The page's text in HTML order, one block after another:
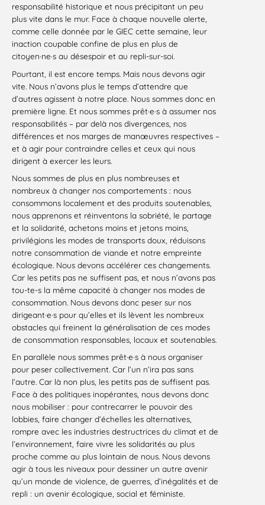
responsabilité historique et nous précipitant un peu
plus vite dans le mur. Face à chaque nouvelle alerte,
comme celle donnée par le GIEC cette semaine, leur
inaction coupable confine de plus en plus de
citoyen·ne·s au désespoir et au repli-sur-soi.
Pourtant, il est encore temps. Mais nous devons agir
vite. Nous n’avons plus le temps d’attendre que
d’autres agissent à notre place. Nous sommes donc en
première ligne. Et nous sommes prêt·e·s à assumer nos
responsabilités – par delà nos divergences, nos
différences et nos marges de manœuvres respectives –
et à agir pour contraindre celles et ceux qui nous
dirigent à exercer les leurs.
Nous sommes de plus en plus nombreuses et
nombreux à changer nos comportements : nous
consommons localement et des produits soutenables,
nous apprenons et réinventons la sobriété, le partage
et la solidarité, achetons moins et jetons moins,
privilégions les modes de transports doux, réduisons
notre consommation de viande et notre empreinte
écologique. Nous devons accélérer ces changements.
Car les petits pas ne suffisent pas, et nous n’avons pas
tou-te-s la même capacité à changer nos modes de
consommation. Nous devons donc peser sur nos
dirigeant·e·s pour qu’elles et ils lèvent les nombreux
obstacles qui freinent la généralisation de ces modes
de consommation responsables, locaux et soutenables.
En parallèle nous sommes prêt·e·s à nous organiser
pour peser collectivement. Car l’un n’ira pas sans
l’autre. Car là non plus, les petits pas de suffisent pas.
Face à des politiques inopérantes, nous devons donc
nous mobiliser : pour contrecarrer le pouvoir des
lobbies, faire changer d’échelles les alternatives,
rompre avec les industries destructrices du climat et de
l’environnement, faire vivre les solidarités au plus
proche comme au plus lointain de nous. Nous devons
agir à tous les niveaux pour dessiner un autre avenir
qu’un monde de violence, de guerres, d’inégalités et de
repli : un avenir écologique, social et féministe.